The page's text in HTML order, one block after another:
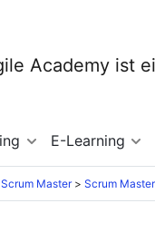
E-Learning
Scrum Master Scrum